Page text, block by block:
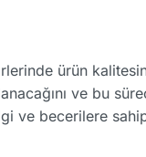
ürün
ve bu
ve becerilere